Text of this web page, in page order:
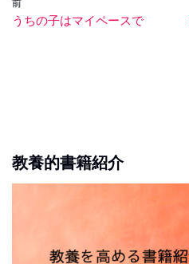
前
うちの子はマイペースで
教養的書籍紹介